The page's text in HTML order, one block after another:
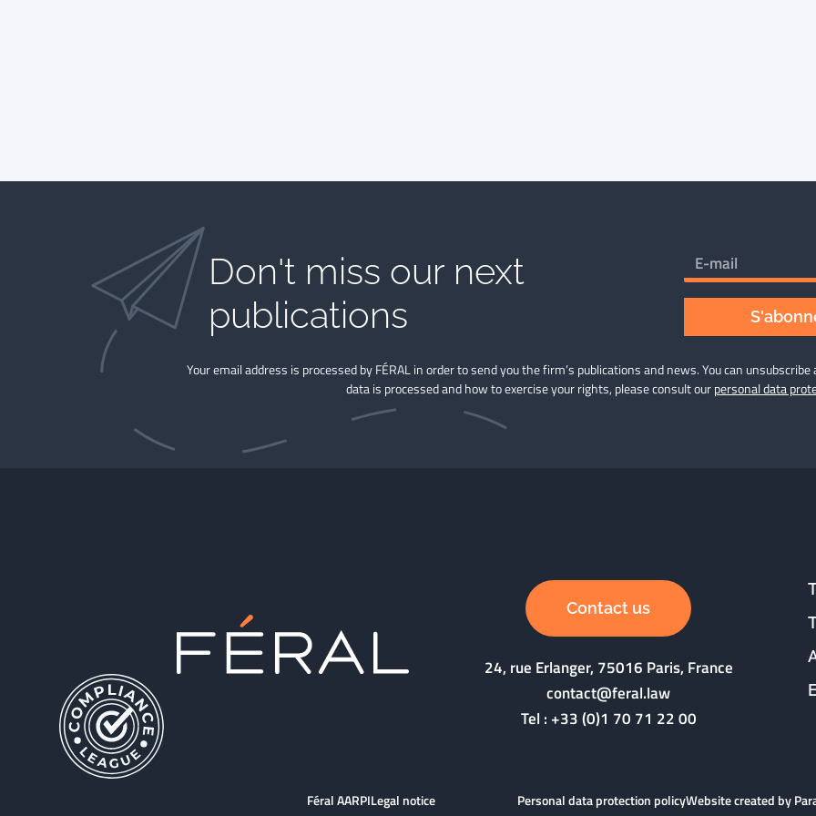
Don't miss our next
publications​
Your email address is processed by FÉRAL in order to send you the firm’s publications and news. You can
data is processed and how to exercise your rights, please consult ourpersonal data
Contact us
24, rue Erlanger, 75016 Paris, France
contact@feral.law
Tel :+33 (0)1 70 71 22 00
Féral AARPILegal notice Personal data protection policyWebsite created by